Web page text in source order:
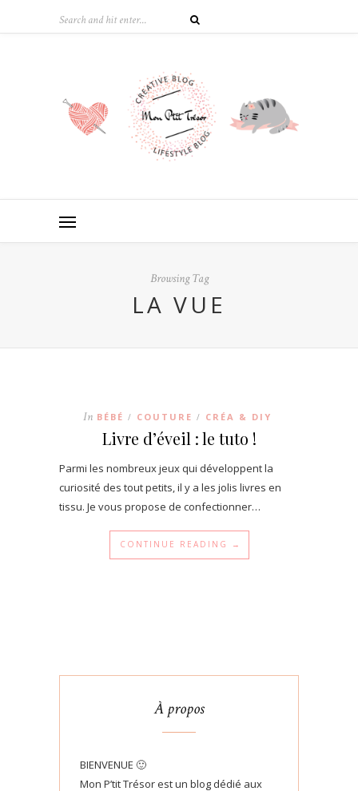
Browsing Tag
LA VUE
In BÉBÉ / COUTURE / CRÉA & DIY
Livre d’éveil : le tuto !
Parmi les nombreux jeux qui développent la
curiosité des tout petits, il y a les jolis livres en
tissu. Je vous propose de confectionner…
CONTINUE READING →
À propos
BIENVENUE 🙂
Mon P’tit Trésor est un blog dédié aux